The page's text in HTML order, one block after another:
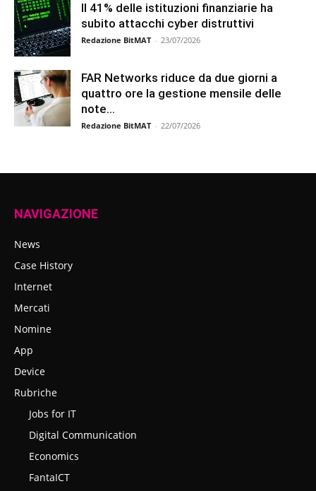
Il 41% delle istituzioni finanziarie ha
subito attacchi cyber distruttivi
Redazione BitMAT - 23/07/2026
FAR Networks riduce da due giorni a
quattro ore la gestione mensile delle
note...
Redazione BitMAT - 22/07/2026
NAVIGAZIONE
News
Case History
Internet
Mercati
Nomine
App
Device
Rubriche
Jobs for IT
Digital Communication
Economics
FantaICT